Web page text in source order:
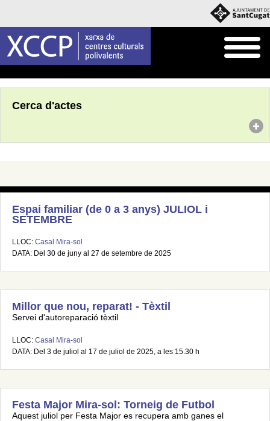
Cerca d'actes
Espai familiar (de 0 a 3 anys) JULIOL i
SETEMBRE
LLOC: Casal Mira-sol
DATA: Del 30 de juny al 27 de setembre de 2025
Millor que nou, reparat! - Tèxtil
Servei d'autoreparació tèxtil
LLOC: Casal Mira-sol
DATA: Del 3 de juliol al 17 de juliol de 2025, a les 15.30 h
Festa Major Mira-sol: Torneig de Futbol
Aquest juliol per Festa Major es recupera amb ganes el